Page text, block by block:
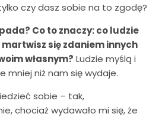
czy dasz sobie na to zgodę?
Co to znaczy: co ludzie
się zdaniem innych
własnym? Ludzie myślą i
mniej niż nam się wydaje.
sobie – tak,
chociaż wydawało mi się, że